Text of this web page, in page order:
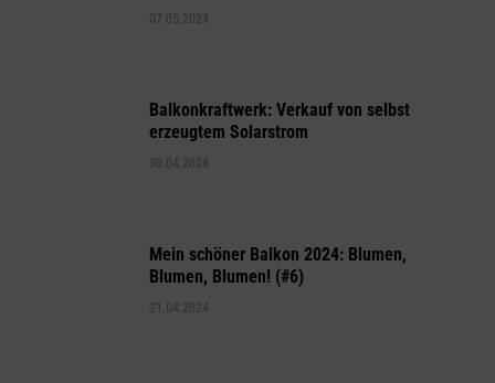
07.05.2024
Balkonkraftwerk: Verkauf von selbst
erzeugtem Solarstrom
30.04.2024
Mein schöner Balkon 2024: Blumen,
Blumen, Blumen! (#6)
21.04.2024